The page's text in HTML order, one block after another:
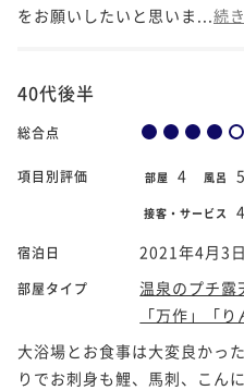
をお願いしたいと思いま... 続
40代後半
総合点
項目別評価 部屋 4 風呂 5
接客・サービス 4
宿泊日 2021年4月3日
部屋タイプ
温泉のプチ
「万作」「り
大浴場とお食事は大変良かっ
りでお刺身も鯉、馬刺、こん